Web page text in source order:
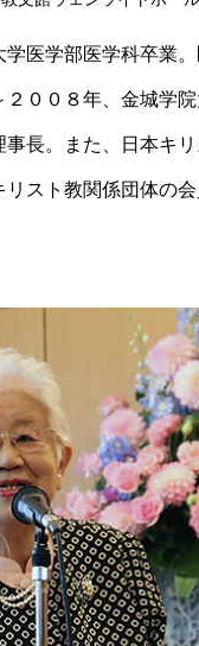
医学部医学科卒業
００８年、金城学
長。また、日本キ
スト教関係団体の